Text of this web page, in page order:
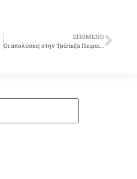
ΕΠΌΜΕΝΟ
Οι απολύσεις στην Τράπεζα Πειραιώς μας αφορούν όλους. Ο αγώνας μας συνεχίζεται